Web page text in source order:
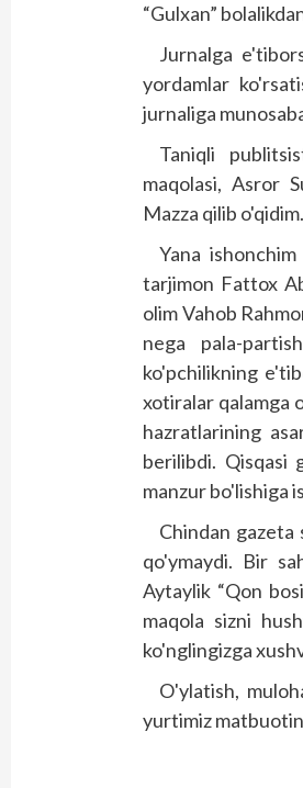
“Gulxan”
Jurnalga
yordamlar
jurnaliga
Taniqli
maqolasi, Asror
Mazza qilib
Yana
tarjimon Fattox
olim Vahob
nega pala-
ko'pchilikning
xotiralar qalamga
hazratlarining
berilibdi. Qisqasi
manzur bo'lishiga
Chindan
qo'ymaydi. Bir
Aytaylik “Qon
maqola sizni
ko'nglingizga
O'ylatish,
yurtimiz